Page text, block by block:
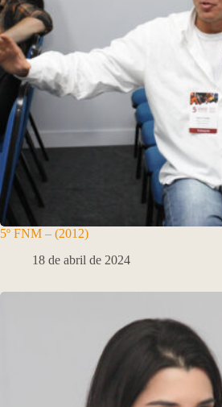
5º FNM – (2012)
18 de abril de 2024